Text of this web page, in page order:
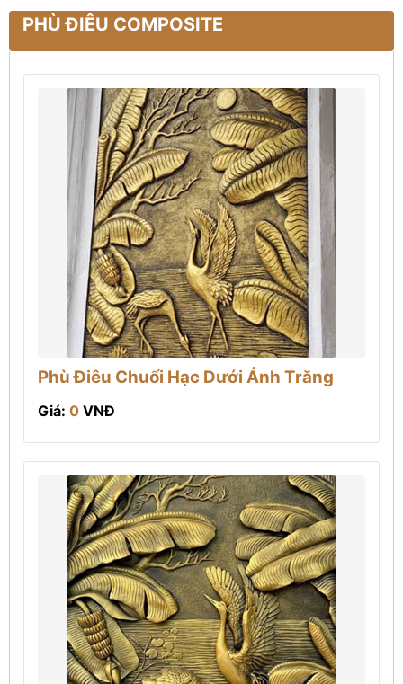
PHÙ ĐIÊU COMPOSITE
Phù Điêu Chuối Hạc Dưới Ánh Trăng
Giá: 0 VNĐ